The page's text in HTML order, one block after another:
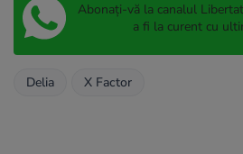
Abonați-vă la canalul
a fi la curent cu
Delia X Factor